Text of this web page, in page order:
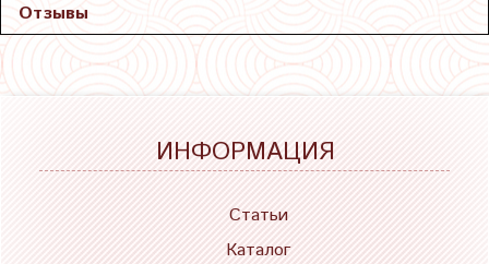
Отзывы
ИНФОРМАЦИЯ
Статьи
Каталог